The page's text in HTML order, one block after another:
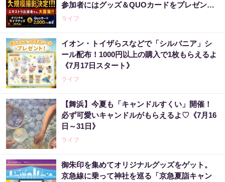
参加者にはグッズ＆QUOカードをプレゼン
ト！
ライフ
イオン・トイザらスなどで「シルバニア」シ
ール配布！1000円以上の購入で1枚もらえるよ
《7月17日スタート》
ライフ
【舞浜】今夏も「キャンドルすくい」開催！
必ず可愛いキャンドルがもらえるよ♡《7月16
日～31日》
ライフ
御朱印を集めてオリジナルグッズをゲット。
京急線に乗って神社を巡る「京急夏詣キャン